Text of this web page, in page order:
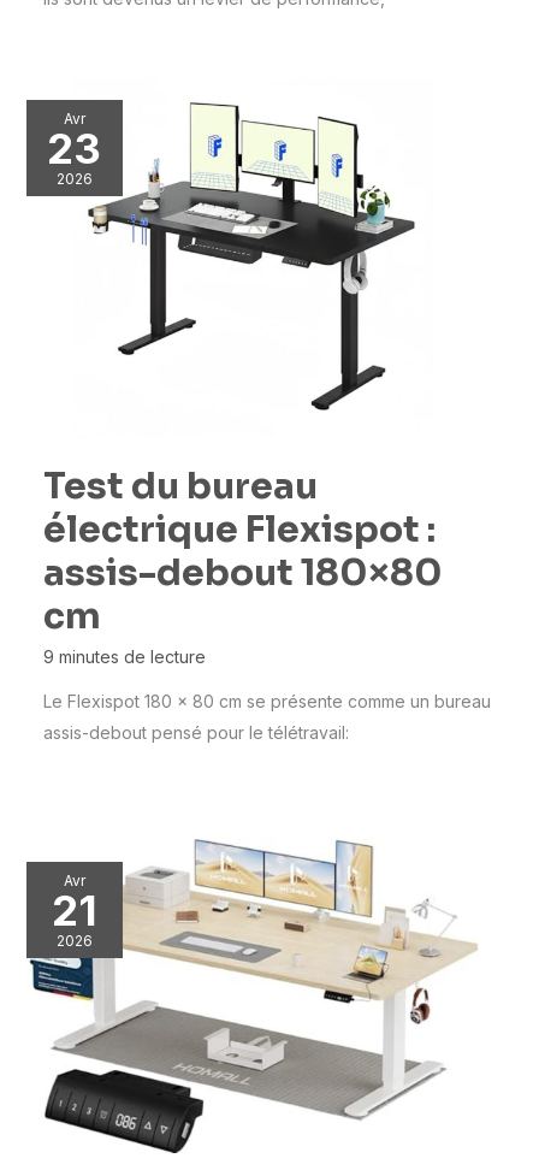
Avr
23
2026
Test du bureau
électrique Flexispot :
assis-debout 180×80
cm
9 minutes de lecture
Le Flexispot 180 x 80 cm se présente comme un bureau
assis-debout pensé pour le télétravail:
Avr
21
2026